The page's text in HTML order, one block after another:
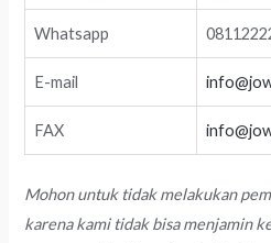
Whatsapp
E-mail
FAX
Mohon untuk tidak melakukan
karena kami tidak bisa menjamin